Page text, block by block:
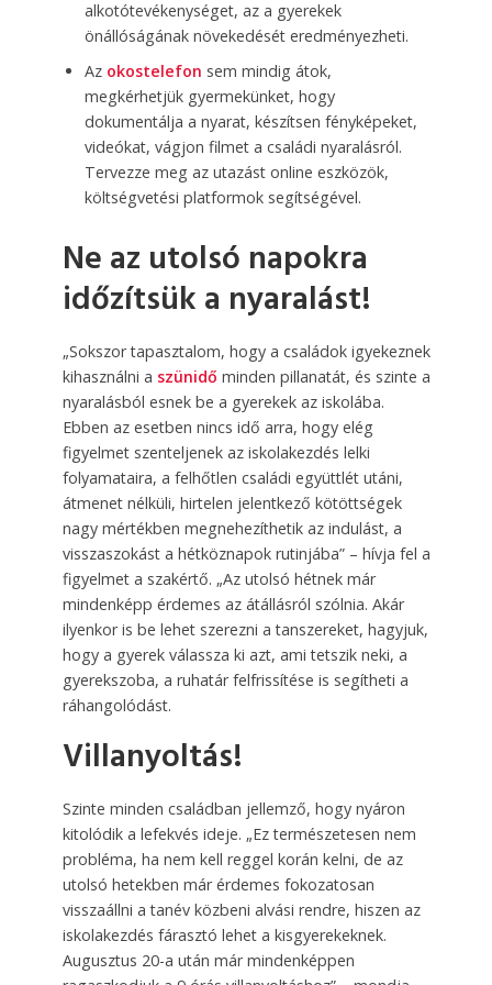
alkotótevékenységet, az a gyerekek
önállóságának növekedését eredményezheti.
Az okostelefon sem mindig átok,
megkérhetjük gyermekünket, hogy
dokumentálja a nyarat, készítsen fényképeket,
videókat, vágjon filmet a családi nyaralásról.
Tervezze meg az utazást online eszközök,
költségvetési platformok segítségével.
Ne az utolsó napokra
időzítsük a nyaralást!
„Sokszor tapasztalom, hogy a családok igyekeznek
kihasználni a szünidő minden pillanatát, és szinte a
nyaralásból esnek be a gyerekek az iskolába.
Ebben az esetben nincs idő arra, hogy elég
figyelmet szenteljenek az iskolakezdés lelki
folyamataira, a felhőtlen családi együttlét utáni,
átmenet nélküli, hirtelen jelentkező kötöttségek
nagy mértékben megnehezíthetik az indulást, a
visszaszokást a hétköznapok rutinjába” – hívja fel a
figyelmet a szakértő. „Az utolsó hétnek már
mindenképp érdemes az átállásról szólnia. Akár
ilyenkor is be lehet szerezni a tanszereket, hagyjuk,
hogy a gyerek válassza ki azt, ami tetszik neki, a
gyerekszoba, a ruhatár felfrissítése is segítheti a
ráhangolódást.
Villanyoltás!
Szinte minden családban jellemző, hogy nyáron
kitolódik a lefekvés ideje. „Ez természetesen nem
probléma, ha nem kell reggel korán kelni, de az
utolsó hetekben már érdemes fokozatosan
visszaállni a tanév közbeni alvási rendre, hiszen az
iskolakezdés fárasztó lehet a kisgyerekeknek.
Augusztus 20-a után már mindenképpen